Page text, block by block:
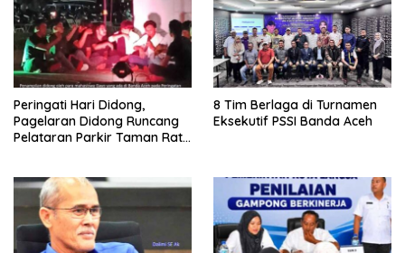
Peringati Hari Didong,
Pagelaran Didong Runcang
Pelataran Parkir Taman Ratu
8 Tim Berlaga di Turnamen
Eksekutif PSSI Banda Aceh